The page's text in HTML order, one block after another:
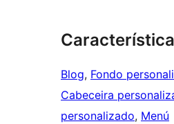
Blog, Fondo
Cabeceira
personalizado, Menú